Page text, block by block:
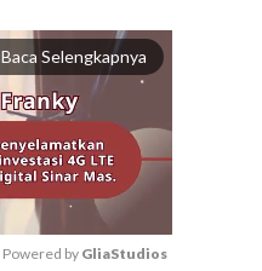
Baca Selengkapnya
Powered by GliaStudios